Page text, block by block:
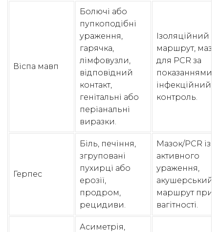
Віспа мавп
Болючі або
пупкоподібні
ураження,
гарячка,
лімфовузли,
відповідний
контакт,
генітальні або
періанальні
виразки.
Ізоляційний
маршрут,
для PCR за
показаннями,
інфекційний
контроль.
Герпес
Біль, печіння,
згруповані
пухирці або
ерозії,
продром,
рецидиви.
Мазок/PCR із
активного
ураження,
акушерський
маршрут при
вагітності.
Асиметрія,